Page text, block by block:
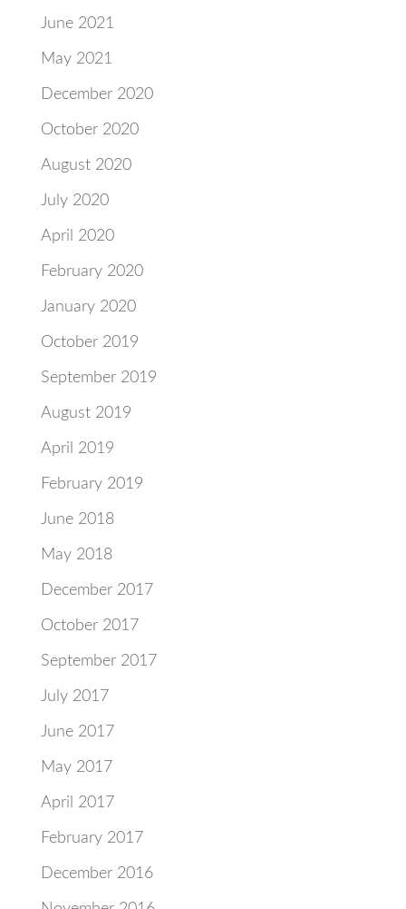
June 2021
May 2021
December 2020
October 2020
August 2020
July 2020
April 2020
February 2020
January 2020
October 2019
September 2019
August 2019
April 2019
February 2019
June 2018
May 2018
December 2017
October 2017
September 2017
July 2017
June 2017
May 2017
April 2017
February 2017
December 2016